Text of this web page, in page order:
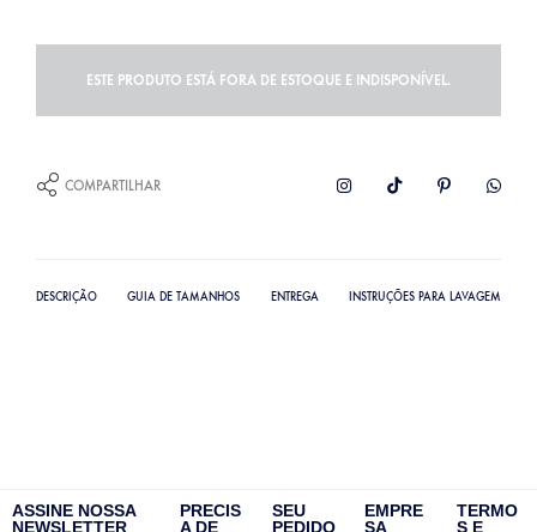
ESTE PRODUTO ESTÁ FORA DE ESTOQUE E INDISPONÍVEL.
COMPARTILHAR
DESCRIÇÃO GUIA DE TAMANHOS ENTREGA INSTRUÇÕES PARA LAVAGEM
ASSINE NOSSA
NEWSLETTER
PRECIS
A DE
SEU
PEDIDO
EMPRE
SA
TERMO
S E